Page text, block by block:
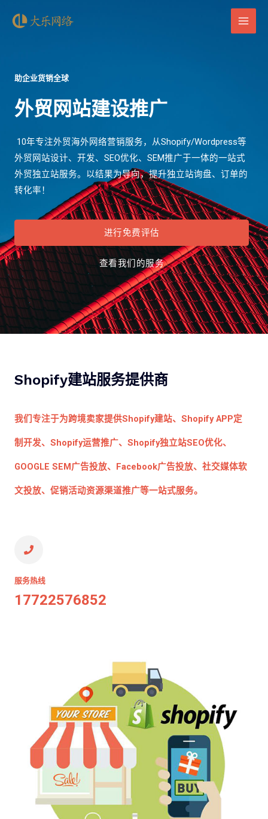
助企业货销全球
外贸网站建设推广
10年专注外贸海外网络营销服务，从Shopify/Wordpress等
外贸网站设计、开发、SEO优化、SEM推广于一体的一站式
外贸独立站服务。以结果为导向，提升独立站询盘、订单的
转化率！
进行免费评估
查看我们的服务
Shopify建站服务提供商
我们专注于为跨境卖家提供Shopify建站、Shopify APP定
制开发、Shopify运营推广、Shopify独立站SEO优化、
GOOGLE SEM广告投放、Facebook广告投放、社交媒体软
文投放、促销活动资源渠道推广等一站式服务。
服务热线
17722576852